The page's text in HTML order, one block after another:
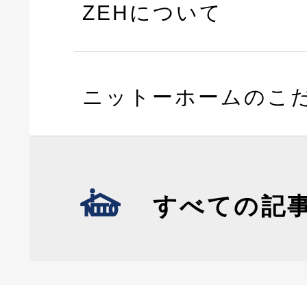
ZEHについて
ニットーホームのこ
すべての記